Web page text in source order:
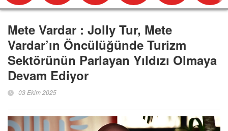
Mete Vardar : Jolly Tur, Mete
Vardar’ın Öncülüğünde Turizm
Sektörünün Parlayan Yıldızı Olmaya
Devam Ediyor
03 Ekim 2025